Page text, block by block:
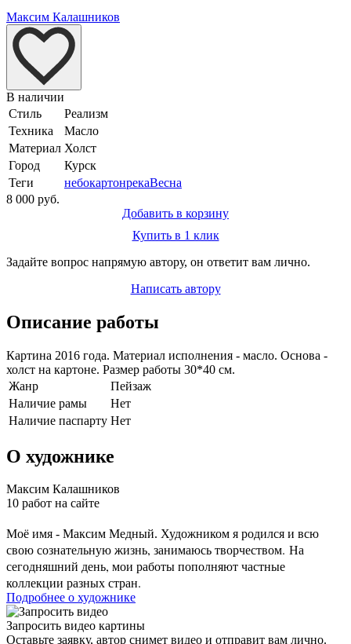
Максим Калашников
В наличии
Стиль
Реализм
Техника
Масло
Материал Холст
Город
Курск
Теги
небокартонрекаВесна
8 000 руб.
Добавить в корзину
Купить в 1 клик
Задайте вопрос напрямую автору, он ответит вам лично.
Написать автору
Описание работы
Картина 2016 года. Материал исполнения - масло. Основа -
холст на картоне. Размер работы 30*40 см.
Жанр
Пейзаж
Наличие рамы
Нет
Наличие паспарту Нет
О художнике
Максим Калашников
10 работ на сайте
Моё имя - Максим Медный. Художником я родился и всю
свою сознательную жизнь, занимаюсь творчеством. На
сегодняшний день, мои работы пополняют частные
коллекции разных стран.
Подробнее о художнике
Запросить видео картины
Оставьте заявку, автор снимет видео и отправит вам лично.